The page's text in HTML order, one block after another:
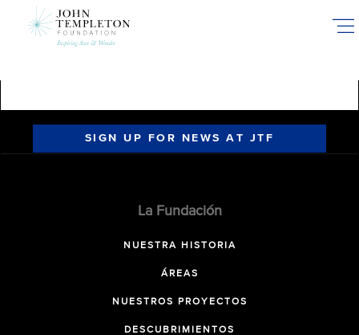
SIGN UP FOR NEWS AT JTF
La Fundación
NUESTRA HISTORIA
ÁREAS
NUESTROS PROYECTOS
DESCUBRIMIENTOS